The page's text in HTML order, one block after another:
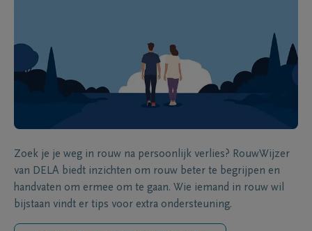
Zoek je je weg in rouw na persoonlijk verlies? RouwWijzer
van DELA biedt inzichten om rouw beter te begrijpen en
handvaten om ermee om te gaan. Wie iemand in rouw wil
bijstaan vindt er tips voor extra ondersteuning.